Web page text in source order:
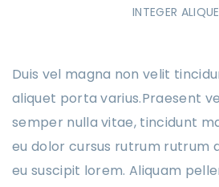
INTEGER
Duis vel magna non velit
aliquet porta varius.Praesent
semper nulla vitae, tincidunt
eu dolor cursus rutrum rutrum
eu suscipit lorem. Aliquam